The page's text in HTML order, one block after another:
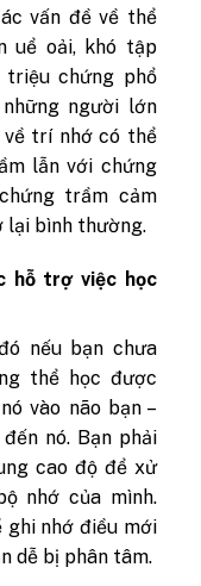
vấn đề về thể
uể oải, khó tập
triệu chứng phổ
người lớn
trí nhớ có thể
lẫn với chứng
trầm cảm
bình thường.
hỗ trợ việc học
nếu bạn chưa
thể học được
vào não bạn –
nó. Bạn phải
cao độ để xử
nhớ của mình.
ghi nhớ điều mới
dễ bị phân tâm.